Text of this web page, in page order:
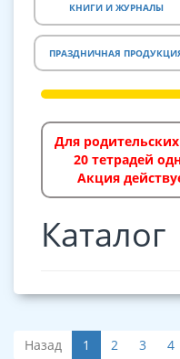
КНИГИ И ЖУРНАЛЫ
ПРАЗДНИЧНАЯ
Для
20 тетрадей
Акция
Каталог
Назад 1 2 3 4